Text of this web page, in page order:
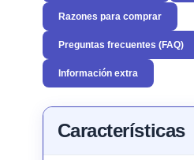
Razones para comprar
Preguntas frecuentes (FAQ)
Información extra
Características